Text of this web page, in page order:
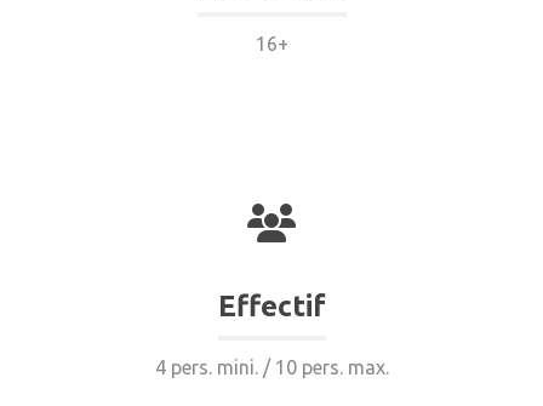
16+
Effectif
4 pers. mini. / 10 pers. max.